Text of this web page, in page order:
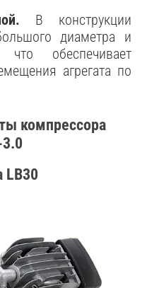
В конструкции
диаметра и
что обеспечивает
агрегата по
компрессора
LB30